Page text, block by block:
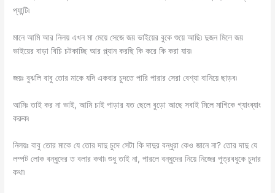
প্যান্টি৷
মানে আমি আর নিলয় এখন মা মেয়ে সেজে জয় ভাইয়ের বুকে শুয়ে আছি৷ দুজন মিলে জয়
ভাইয়ের বাড়া বিচি চটকাচ্ছি আর প্ল্যান করছি কি করে কি করা যায়৷
জয়ঃ বুঝলি বাবু তোর মাকে যদি একবার চুদতে পারি পারার সেরা বেশ্যা বানিয়ে ছাড়ব৷
আমিঃ তাই কর না ভাই, আমি চাই পাড়ার যত ছেলে বুড়ো আছে সবাই মিলে মাগিকে গ্যাংব্যাং
করুক৷
নিলয়ঃ বাবু তোর মাকে যে তোর দাদু চুদে সেটা কি দাদুর বন্ধুরা কেও জানে না? তোর দাদু যে
লম্পট লোক বন্ধুদের ত বলার কথা৷ শুধু তাই না, পারলে বন্ধুদের নিয়ে নিজের পুত্রবধুকে চুদার
কথা৷